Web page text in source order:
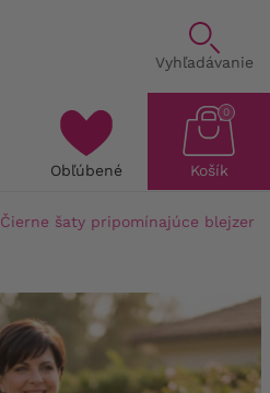
Vyhľadávanie
Obľúbené Košík
0
Čierne šaty pripomínajúce blejzer